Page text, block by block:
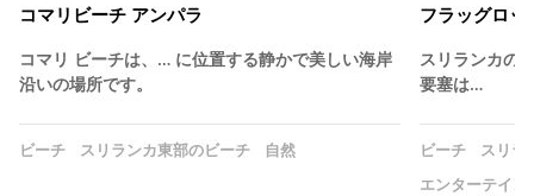
コマリビーチ アンパラ
コマリ ビーチは、… に位置する静かで美しい海岸
沿いの場所です。
ビーチ スリランカ東部のビーチ 自然
フラッグロッ
スリランカの
要塞は…
ビーチ
スリラ
エンターテイン